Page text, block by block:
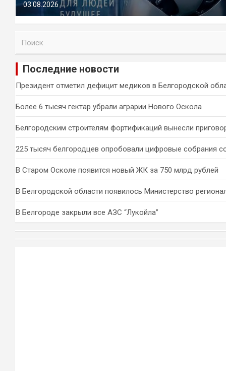
03.08.2026
и
Последние новости
Президент отметил дефицит медиков в Белгородской
Более 6 тысяч гектар убрали аграрии Нового Оскола
Белгородским строителям фортификаций вынесли
225 тысяч белгородцев опробовали цифровые собрания
В Старом Осколе появится новый ЖК за 750 млрд рублей
В Белгородской области появилось Министерство
В Белгороде закрыли все АЗС “Лукойла”